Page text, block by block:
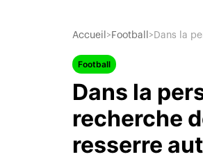
Accueil > Football > Dans la
Football
Dans la
recherche
resserre